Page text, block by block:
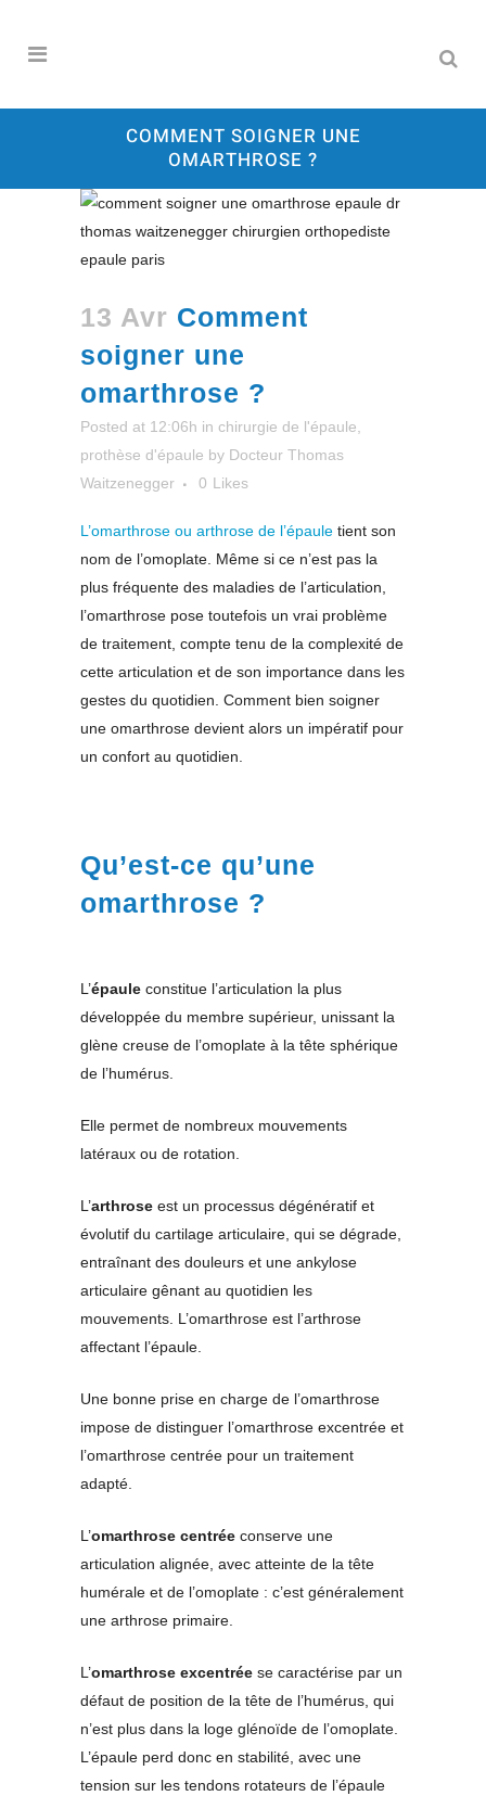
COMMENT SOIGNER UNE
OMARTHROSE ?
13 Avr Comment
soigner une
omarthrose ?
Posted at 12:06h in chirurgie de l'épaule
prothèse d'épaule by Docteur Thomas
Waitzenegger
0 Likes
L’omarthrose ou arthrose de l’épaule tient son
nom de l’omoplate. Même si ce n’est pas la
plus fréquente des maladies de l’articulation,
l’omarthrose pose toutefois un vrai problème
de traitement, compte tenu de la complexité de
cette articulation et de son importance dans les
gestes du quotidien. Comment bien soigner
une omarthrose devient alors un impératif pour
un confort au quotidien.
Qu’est-ce qu’une
omarthrose ?
L’épaule constitue l’articulation la plus
développée du membre supérieur, unissant la
glène creuse de l’omoplate à la tête sphérique
de l’humérus.
Elle permet de nombreux mouvements
latéraux ou de rotation.
L’arthrose est un processus dégénératif et
évolutif du cartilage articulaire, qui se dégrade,
entraînant des douleurs et une ankylose
articulaire gênant au quotidien les
mouvements. L’omarthrose est l’arthrose
affectant l’épaule.
Une bonne prise en charge de l’omarthrose
impose de distinguer l’omarthrose excentrée et
l’omarthrose centrée pour un traitement
adapté.
L’omarthrose centrée conserve une
articulation alignée, avec atteinte de la tête
humérale et de l’omoplate : c’est généralement
une arthrose primaire.
L’omarthrose excentrée se caractérise par un
défaut de position de la tête de l’humérus, qui
n’est plus dans la loge glénoïde de l’omoplate.
L’épaule perd donc en stabilité, avec une
tension sur les tendons rotateurs de l’épaule